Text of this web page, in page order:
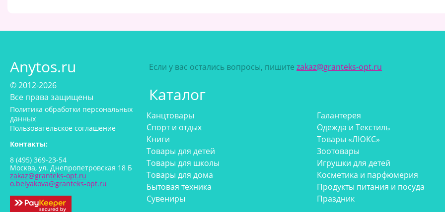
Anytos.ru
© 2012-2026
Все права защищены
Политика обработки персональных
данных
Пользовательское соглашение
Контакты:
8 (495) 369-23-54
Москва, ул. Днепропетровская 18 Б
zakaz@granteks-opt.ru
o.belyakova@granteks-opt.ru
Если у вас остались вопросы, пишите zakaz@granteks-opt.ru
Каталог
Канцтовары
Спорт и отдых
Книги
Товары для детей
Товары для школы
Товары для дома
Бытовая техника
Сувениры
Галантерея
Одежда и Текстиль
Товары «ЛЮКС»
Зоотовары
Игрушки для детей
Косметика и парфюмерия
Продукты питания и посуда
Праздник